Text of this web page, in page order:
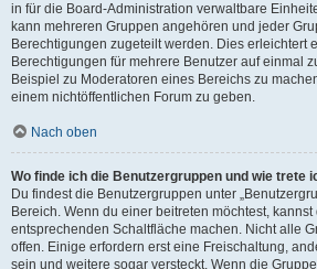
in für die Board-Administration verwaltbare
kann mehreren Gruppen angehören und jeder
Berechtigungen zugeteilt werden. Dies erleichtert
Berechtigungen für mehrere Benutzer auf einmal
Beispiel zu Moderatoren eines Bereichs zu
einem nichtöffentlichen Forum zu geben.
Nach oben
Wo finde ich die Benutzergruppen und wie trete
Du findest die Benutzergruppen unter
Bereich. Wenn du einer beitreten möchtest,
entsprechenden Schaltfläche machen. Nicht alle
offen. Einige erfordern erst eine Freischaltung,
sein und weitere sogar versteckt. Wenn die